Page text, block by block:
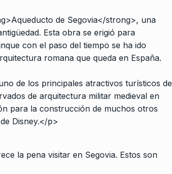
de Segovia</strong>, una
Esta obra se erigió para
con el paso del tiempo se ha ido
romana que queda en España.
de los principales atractivos turísticos de
de arquitectura militar medieval en
para la construcción de muchos otros
Disney.</p>
la pena visitar en Segovia. Estos son